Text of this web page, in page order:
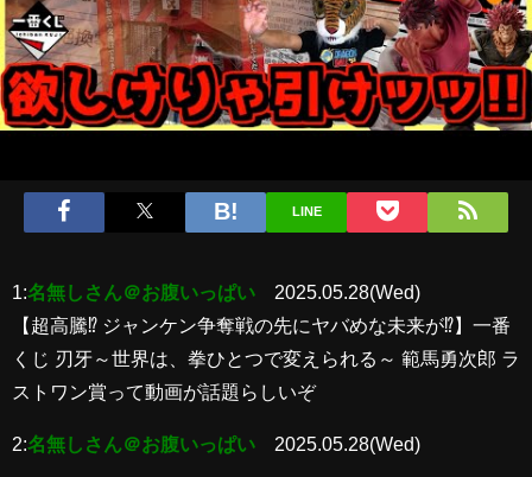
LINE
1:名無しさん＠お腹いっぱい
2025.05.28(Wed)
【超高騰⁉︎ ジャンケン争奪戦の先にヤバめな未来が⁉︎】一番
くじ 刃牙～世界は、拳ひとつで変えられる～ 範馬勇次郎 ラ
ストワン賞って動画が話題らしいぞ
2:名無しさん＠お腹いっぱい 2025.05.28(Wed)